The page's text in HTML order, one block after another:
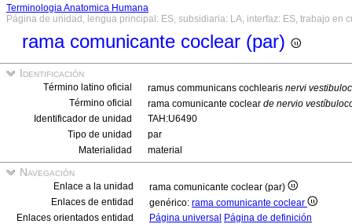
Terminologia Anatomica Humana
Página de unidad, lengua principal: ES, subsidiaria: LA, interfaz: ES, trabajo en
rama comunicante coclear (par)
Identificación
Término latino oficial ramus communicans cochlearis nervi
Término oficial
rama comunicante coclear de nervio
Identificador de unidad
TAH:U6490
Tipo de unidad
par
Materialidad
material
Navegación
Enlace a la unidad
rama comunicante coclear (par)
Enlaces de entidad
genérico: rama comunicante coclear
Enlaces orientados entidad
Página universal Página de definición